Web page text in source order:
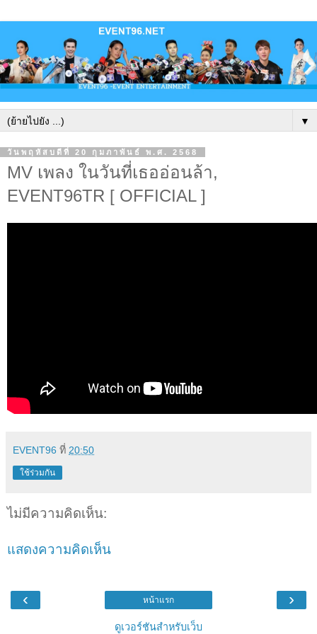
▼
วันพฤหัสบดีที่ 20 กุมภาพันธ์ พ.ศ. 2568
MV เพลง ในวันที่เธออ่อนล้า,
EVENT96TR [ OFFICIAL ]
EVENT96 ที่ 20:50
ใช้ร่วมกัน
ไม่มีความคิดเห็น:
แสดงความคิดเห็น
‹ ›
หน้าแรก
ดูเวอร์ชันสำหรับเว็บ